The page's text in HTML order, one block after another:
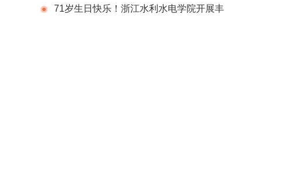
导组办公室会议
71岁生日快乐！浙江水利水电学院开展丰